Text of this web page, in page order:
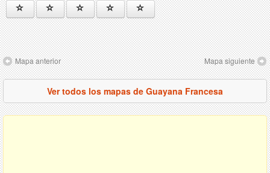
Mapa anterior Mapa siguiente
Ver todos los mapas de Guayana Francesa